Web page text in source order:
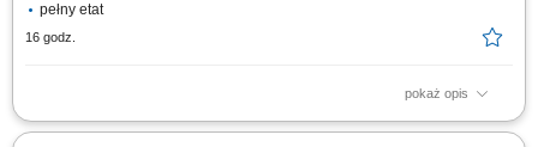
pełny etat
16 godz.
pokaż opis
Profesjonalna obsługa klientów przy stanowisku kasowym. Realizacja